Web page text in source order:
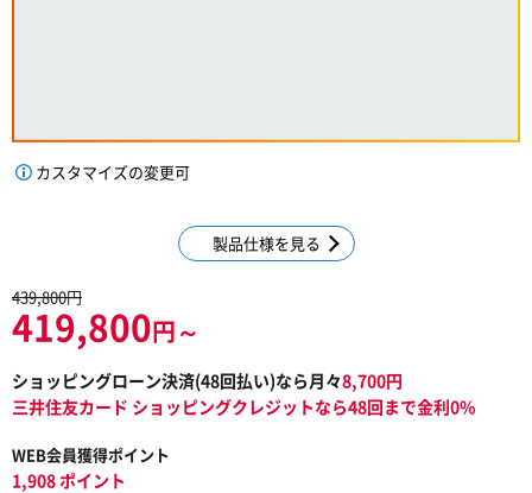
カスタマイズの変更可
製品仕様を見る
439,800円
419,800円～
ショッピングローン決済(48回払い)なら月々8,700円
三井住友カード ショッピングクレジットなら48回まで金利0%
WEB会員獲得ポイント
1,908 ポイント